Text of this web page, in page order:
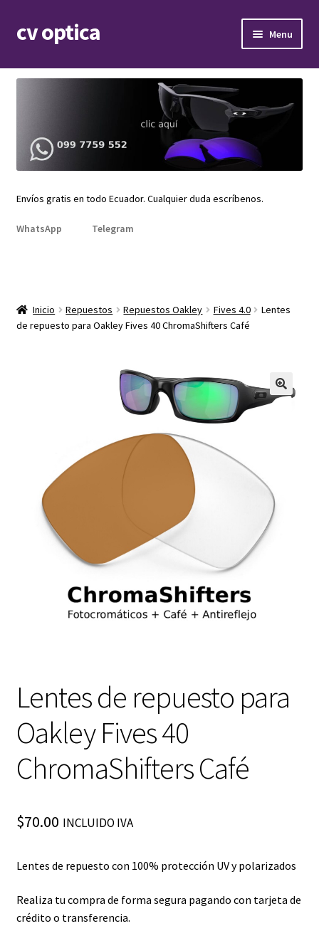
Skip
to
Skip
to
cv optica Menu
Armazones de lentes
child
menu
Expand
Repuestos
menu
Envíos gratis en todo Ecuador. Cualquier duda escríbenos.
WhatsApp Telegram
Inicio Repuestos Repuestos Oakley Fives 4.0
Lentes
de repuesto para Oakley Fives 40 ChromaShifters Café
Lentes de repuesto para
Oakley Fives 40
ChromaShifters Café
$70.00 INCLUIDO IVA
Lentes de repuesto con 100% protección UV y polarizados
Realiza tu compra de forma segura pagando con tarjeta de
crédito o transferencia.